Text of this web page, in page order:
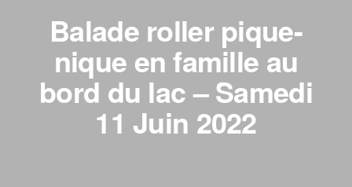
Balade roller pique-
nique en famille au
bord du lac – Samedi
11 Juin 2022